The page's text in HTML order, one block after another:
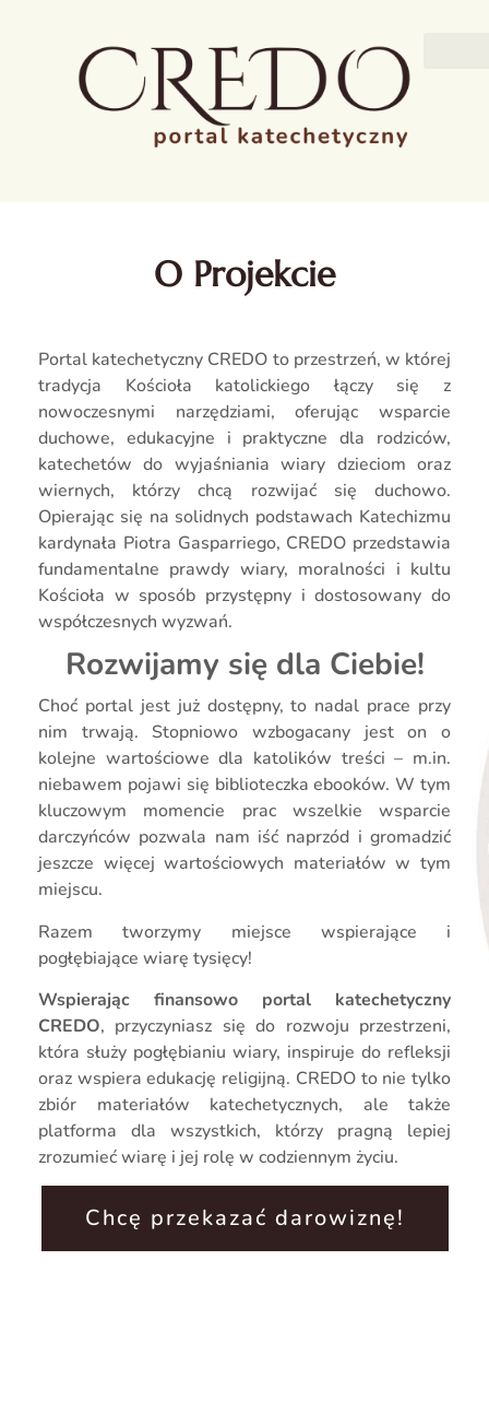
O Projekcie
Portal katechetyczny CREDO to przestrzeń, w której
tradycja Kościoła katolickiego łączy się z
nowoczesnymi narzędziami, oferując wsparcie
duchowe, edukacyjne i praktyczne dla rodziców,
katechetów do wyjaśniania wiary dzieciom oraz
wiernych, którzy chcą rozwijać się duchowo.
Opierając się na solidnych podstawach Katechizmu
kardynała Piotra Gasparriego, CREDO przedstawia
fundamentalne prawdy wiary, moralności i kultu
Kościoła w sposób przystępny i dostosowany do
współczesnych wyzwań.
Rozwijamy się dla Ciebie!
Choć portal jest już dostępny, to nadal prace przy
nim trwają. Stopniowo wzbogacany jest on o
kolejne wartościowe dla katolików treści – m.in.
niebawem pojawi się biblioteczka ebooków. W tym
kluczowym momencie prac wszelkie wsparcie
darczyńców pozwala nam iść naprzód i gromadzić
jeszcze więcej wartościowych materiałów w tym
miejscu.
Razem tworzymy miejsce wspierające i
pogłębiające wiarę tysięcy!
Wspierając finansowo portal katechetyczny
CREDO, przyczyniasz się do rozwoju przestrzeni,
która służy pogłębianiu wiary, inspiruje do refleksji
oraz wspiera edukację religijną. CREDO to nie tylko
zbiór materiałów katechetycznych, ale także
platforma dla wszystkich, którzy pragną lepiej
zrozumieć wiarę i jej rolę w codziennym życiu.
Chcę przekazać darowiznę!